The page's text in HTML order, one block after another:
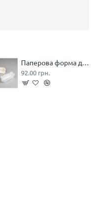
Паперова форма для еклеру біла 100/35*30 (100 шт)
92.00 грн.